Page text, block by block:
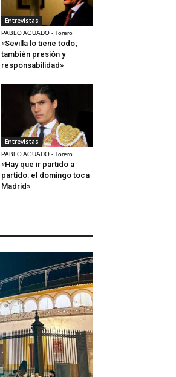
Entrevistas
PABLO AGUADO - Torero
«Sevilla lo tiene todo;
también presión y
responsabilidad»
Entrevistas
PABLO AGUADO - Torero
«Hay que ir partido a
partido: el domingo toca
Madrid»